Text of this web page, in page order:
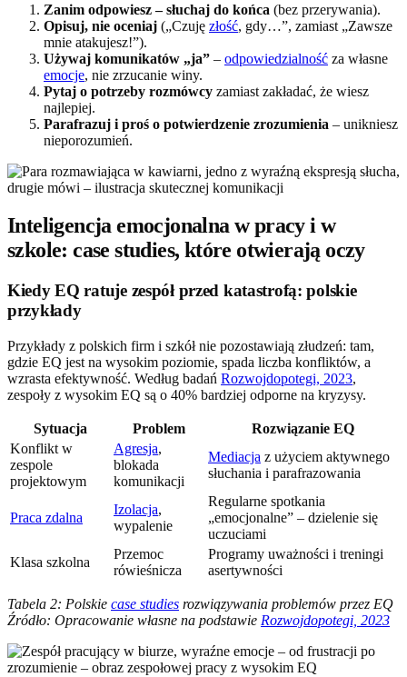
Zanim odpowiesz – słuchaj do końca (bez przerywania).
Opisuj, nie oceniaj („Czuję złość, gdy…”, zamiast „Zawsze
mnie atakujesz!”).
Używaj komunikatów „ja” – odpowiedzialność za własne
emocje, nie zrzucanie winy.
Pytaj o potrzeby rozmówcy zamiast zakładać, że wiesz
najlepiej.
Parafrazuj i proś o potwierdzenie zrozumienia – unikniesz
nieporozumień.
Inteligencja emocjonalna w pracy i w
szkole: case studies, które otwierają oczy
Kiedy EQ ratuje zespół przed katastrofą: polskie
przykłady
Przykłady z polskich firm i szkół nie pozostawiają złudzeń: tam,
gdzie EQ jest na wysokim poziomie, spada liczba konfliktów, a
wzrasta efektywność. Według badań Rozwojdopotegi, 2023,
zespoły z wysokim EQ są o 40% bardziej odporne na kryzysy.
Sytuacja Problem
Rozwiązanie EQ
Konflikt w
zespole
projektowym
Agresja,
blokada
komunikacji
Mediacja z użyciem aktywnego
słuchania i parafrazowania
Praca zdalna
Izolacja,
wypalenie
Regularne spotkania
„emocjonalne” – dzielenie się
uczuciami
Klasa szkolna
Przemoc
rówieśnicza
Programy uważności i treningi
asertywności
Tabela 2: Polskie case studies rozwiązywania problemów przez EQ
Źródło: Opracowanie własne na podstawie Rozwojdopotegi, 2023